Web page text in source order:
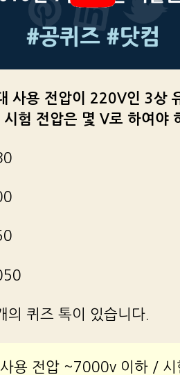
사용 전압이 220V인 3상
시험 전압은 몇 V로 하여야
퀴즈 톡이 있습니다.
용 전압 ~7000v 이하 /